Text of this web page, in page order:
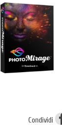
Condividi